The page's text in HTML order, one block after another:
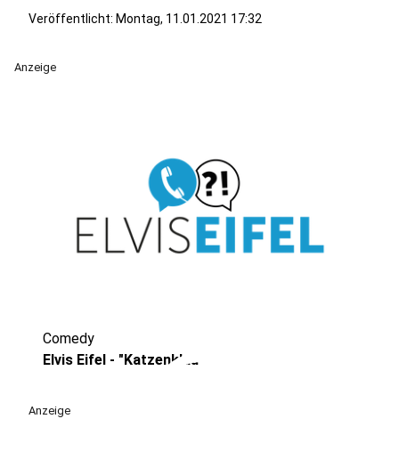
Veröffentlicht: Montag, 11.01.2021 17:32
Anzeige
play_circle
Comedy
Elvis Eifel - "Katzenklau"
Anzeige